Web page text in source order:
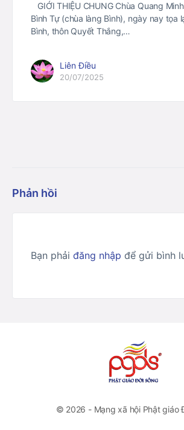
GIỚI THIỆU CHUNG Chùa Quang
Bình Tự (chùa làng Bình), ngày nay tọa
Bình, thôn Quyết Thắng,…
Liên Điều
20/07/2025
Phản hồi
Bạn phải đăng nhập để gửi bình
© 2026 - Mạng xã hội Phật giáo